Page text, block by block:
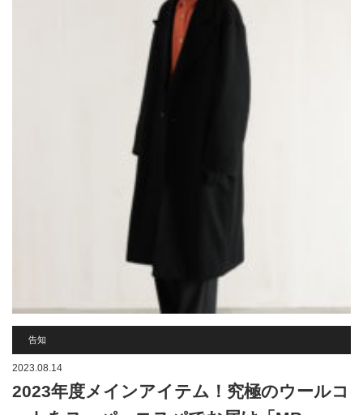
告知
2023.08.14
2023年度メインアイテム！究極のウールコ